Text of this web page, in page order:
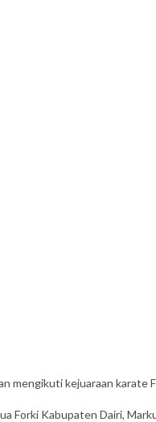
mengikuti kejuaraan karate
Forki Kabupaten Dairi,